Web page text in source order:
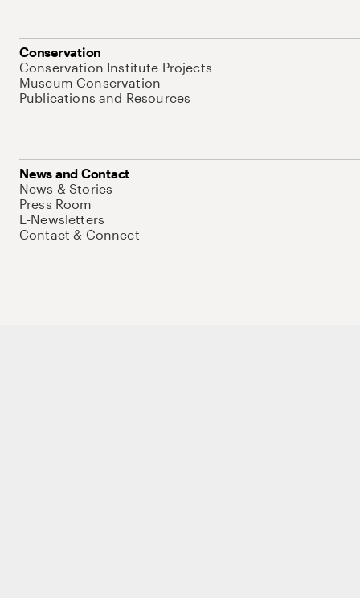
Conservation
Conservation Institute Projects
Museum Conservation
Publications and Resources
News and Contact
News & Stories
Press Room
E-Newsletters
Contact & Connect